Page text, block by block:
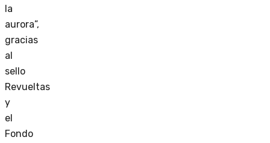
la
aurora”,
gracias
al
sello
Revueltas
y
el
Fondo